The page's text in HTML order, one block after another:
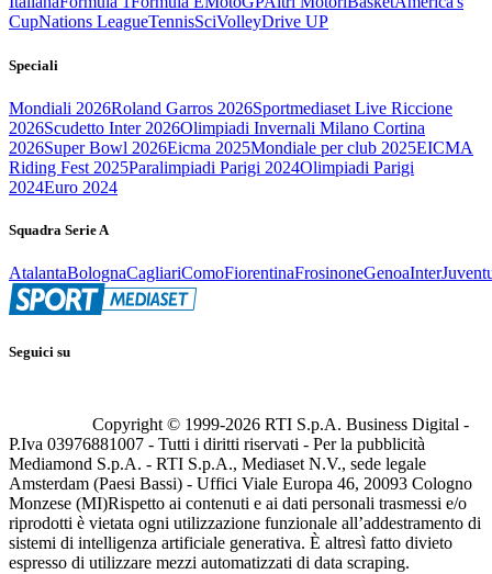
CupNations LeagueTennisSciVolleyDrive UP
Speciali
Mondiali 2026Roland Garros 2026Sportmediaset Live Riccione
2026Scudetto Inter 2026Olimpiadi Invernali Milano Cortina
2026Super Bowl 2026Eicma 2025Mondiale per club 2025EICMA
Riding Fest 2025Paralimpiadi Parigi 2024Olimpiadi Parigi
2024Euro 2024
Squadra Serie A
AtalantaBolognaCagliariComoFiorentinaFrosinoneGenoaInter
Seguici su
Copyright © 1999-2026 RTI S.p.A. Business Digital -
P.Iva 03976881007 - Tutti i diritti riservati - Per la pubblicità
Mediamond S.p.A. - RTI S.p.A., Mediaset N.V., sede legale
Amsterdam (Paesi Bassi) - Uffici Viale Europa 46, 20093 Cologno
Monzese (MI)Rispetto ai contenuti e ai dati personali trasmessi e/o
riprodotti è vietata ogni utilizzazione funzionale all’addestramento di
sistemi di intelligenza artificiale generativa. È altresì fatto divieto
espresso di utilizzare mezzi automatizzati di data scraping.